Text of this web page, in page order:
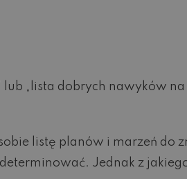
„lista dobrych nawyków
listę planów i marzeń do
Jednak z